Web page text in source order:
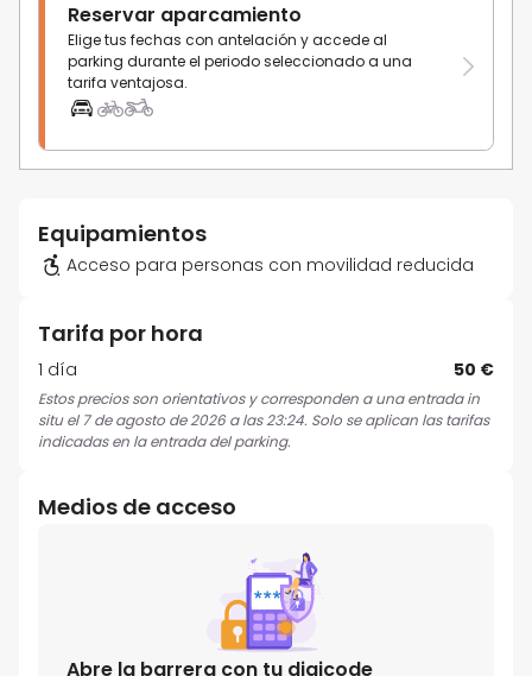
Reservar aparcamiento
Elige tus fechas con antelación y accede al
parking durante el periodo seleccionado a una
tarifa ventajosa.
Equipamientos
Acceso para personas con movilidad reducida
Tarifa por hora
1 día 50 €
Estos precios son orientativos y corresponden a una entrada in
situ el 7 de agosto de 2026 a las 23:24. Solo se aplican las tarifas
indicadas en la entrada del parking.
Medios de acceso
Abre la barrera con tu digicode